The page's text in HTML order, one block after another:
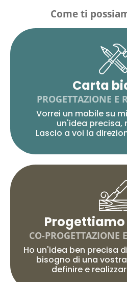
Come ti
Carta
PROGETTAZIONE E
Vorrei un mobile su
un'idea precisa,
Lascio a voi la
Progettiamo
CO-PROGETTAZIONE
Ho un'idea ben precisa
bisogno di una
definire e